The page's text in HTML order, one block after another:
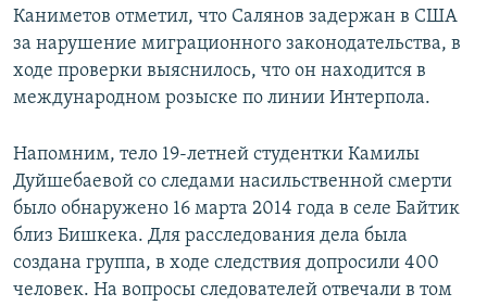
Каниметов отметил, что Салянов задержан в США
за нарушение миграционного законодательства, в
ходе проверки выяснилось, что он находится в
международном розыске по линии Интерпола.
Напомним, тело 19-летней студентки Камилы
Дуйшебаевой со следами насильственной смерти
было обнаружено 16 марта 2014 года в селе Байтик
близ Бишкека. Для расследования дела была
создана группа, в ходе следствия допросили 400
человек. На вопросы следователей отвечали в том